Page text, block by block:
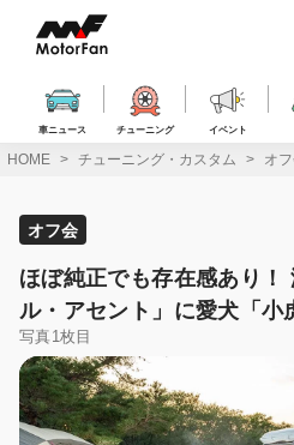
ス
車ニュース チューニング イベント
HOME チューニング・カスタム オ
オフ会
ほぼ純正でも存在感あり！
ル・アセント」に愛犬「小
写真1枚目